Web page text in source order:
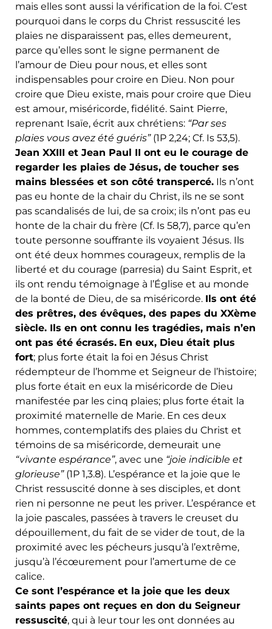
mais elles sont aussi la vérification de la foi. C’est
pourquoi dans le corps du Christ ressuscité les
plaies ne disparaissent pas, elles demeurent,
parce qu’elles sont le signe permanent de
l’amour de Dieu pour nous, et elles sont
indispensables pour croire en Dieu. Non pour
croire que Dieu existe, mais pour croire que Dieu
est amour, miséricorde, fidélité. Saint Pierre,
reprenant Isaïe, écrit aux chrétiens: “Par ses
plaies vous avez été guéris”(1P 2,24; Cf. Is 53,5).
Jean XXIII et Jean Paul II ont eu le courage de
regarder les plaies de Jésus, de toucher ses
mains blessées et son côté transpercé. Ils n’ont
pas eu honte de la chair du Christ, ils ne se sont
pas scandalisés de lui, de sa croix; ils n’ont pas eu
honte de la chair du frère (Cf. Is 58,7), parce qu’en
toute personne souffrante ils voyaient Jésus. Ils
ont été deux hommes courageux, remplis de la
liberté et du courage (parresia) du Saint Esprit, et
ils ont rendu témoignage à l’Église et au monde
de la bonté de Dieu, de sa miséricorde. Ils ont été
des prêtres, des évêques, des papes du XXème
siècle. Ils en ont connu les tragédies, mais n’en
ont pas été écrasés. En eux, Dieu était plus
fort; plus forte était la foi en Jésus Christ
rédempteur de l’homme et Seigneur de l’histoire;
plus forte était en eux la miséricorde de Dieu
manifestée par les cinq plaies; plus forte était la
proximité maternelle de Marie. En ces deux
hommes, contemplatifs des plaies du Christ et
témoins de sa miséricorde, demeurait une
“vivante espérance”, avec une “joie indicible et
glorieuse”(1P 1,3.8). L’espérance et la joie que le
Christ ressuscité donne à ses disciples, et dont
rien ni personne ne peut les priver. L’espérance et
la joie pascales, passées à travers le creuset du
dépouillement, du fait de se vider de tout, de la
proximité avec les pécheurs jusqu’à l’extrême,
jusqu’à l’écœurement pour l’amertume de ce
calice.
Ce sont l’espérance et la joie que les deux
saints papes ont reçues en don du Seigneur
ressuscité, qui à leur tour les ont données au